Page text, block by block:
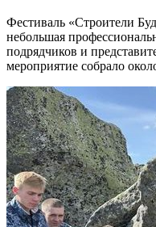
Фестиваль «Строители
небольшая
подрядчиков и
мероприятие собрало